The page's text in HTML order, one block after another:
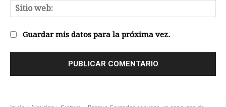
Guardar mis datos para la próxima vez.